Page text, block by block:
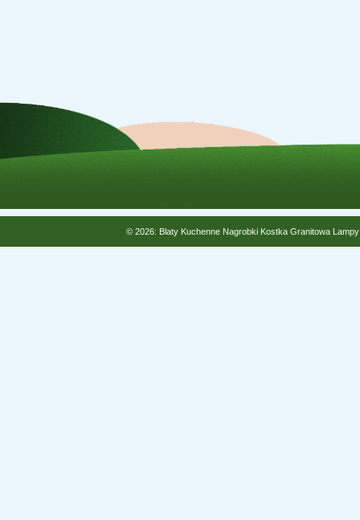
© 2026: Blaty Kuchenne Nagrobki Kostka Granitowa